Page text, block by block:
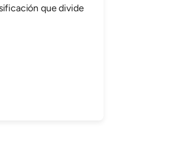
que divide